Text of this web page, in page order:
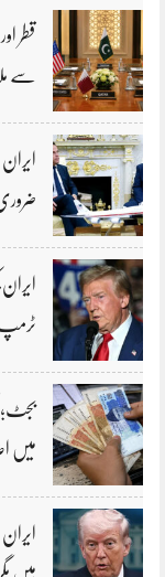
قطر
سے
ٹرمپ
بجٹ؛
میں
ایران
ہیں